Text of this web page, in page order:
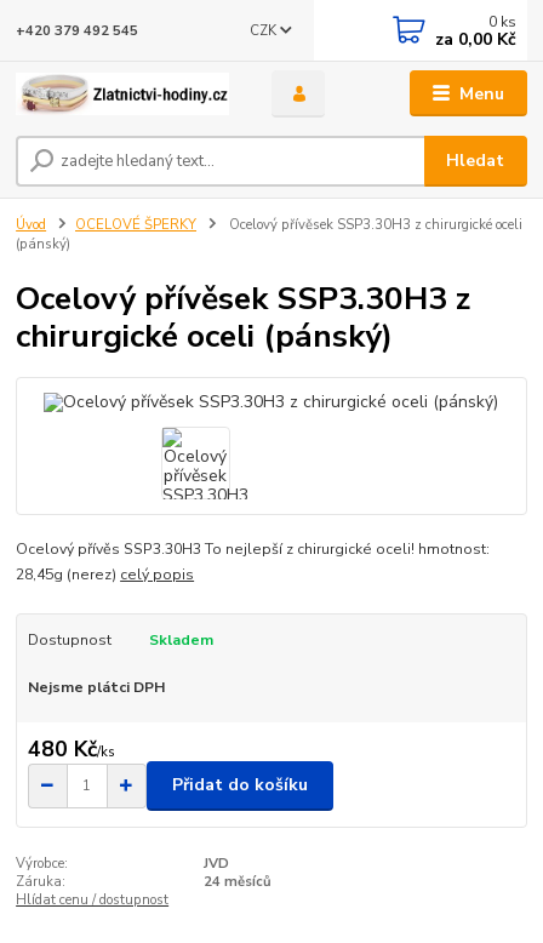
Menu
CZK
Hledat
+420 379 492 545 0 ks
za 0,00 Kč
Úvod OCELOVÉ ŠPERKY
Ocelový přívěsek SSP3.30H3 z chirurgické oceli
(pánský)
Ocelový přívěsek SSP3.30H3 z
chirurgické oceli (pánský)
Ocelový přívěs SSP3.30H3 To nejlepší z chirurgické oceli! hmotnost:
28,45g (nerez) celý popis
Dostupnost Skladem
Nejsme plátci DPH
480 Kč/ks
Přidat do košíku
Výrobce:
JVD
Záruka:
24 měsíců
Hlídat cenu / dostupnost